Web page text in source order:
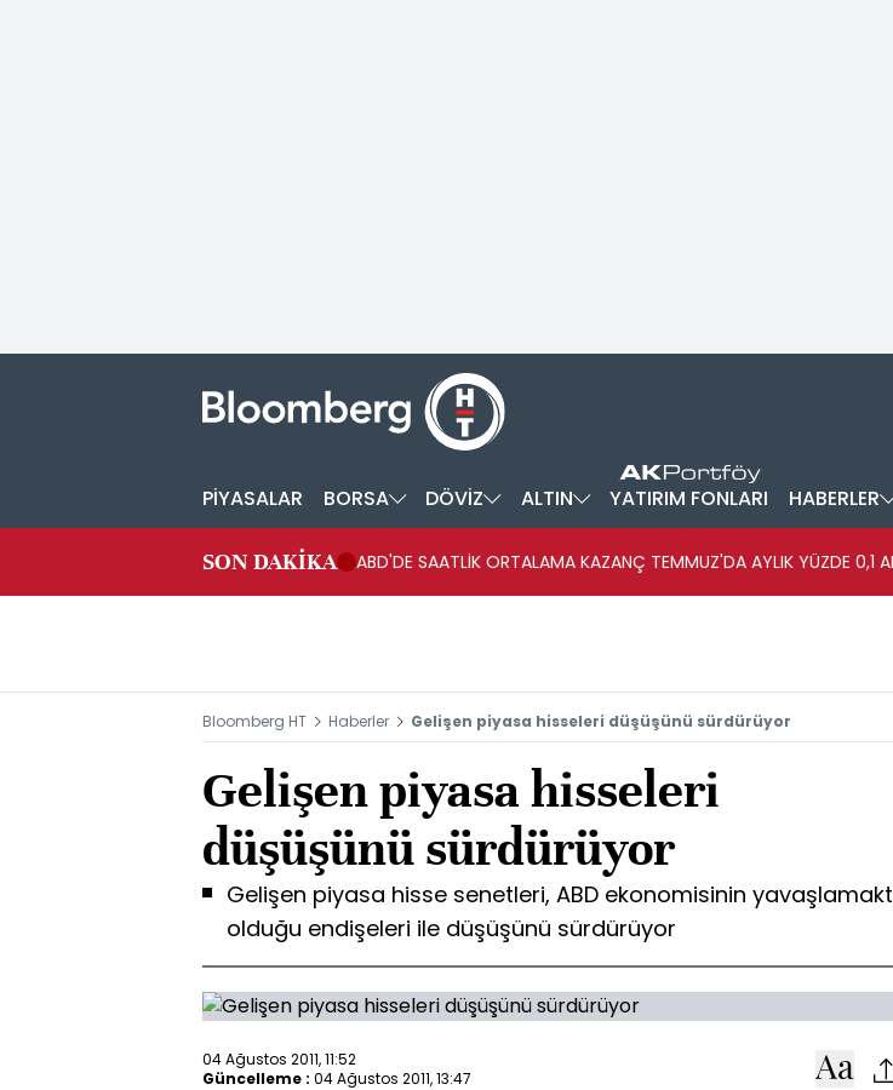
PİYASALAR BORSA DÖVİZ ALTIN YATIRIM FONLARI HABERLER
SON DAKİKA ABD'DE SAATLİK ORTALAMA KAZANÇ TEMMUZ'DA AYLIK YÜZDE 0,1
Bloomberg HT Haberler Gelişen piyasa hisseleri düşüşünü sürdürüyor
Gelişen piyasa hisseleri
düşüşünü sürdürüyor
Gelişen piyasa hisse senetleri, ABD ekonomisinin
olduğu endişeleri ile düşüşünü sürdürüyor
04 Ağustos 2011, 11:52
Güncelleme : 04 Ağustos 2011, 13:47